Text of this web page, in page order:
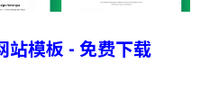
站模板 - 免费下载